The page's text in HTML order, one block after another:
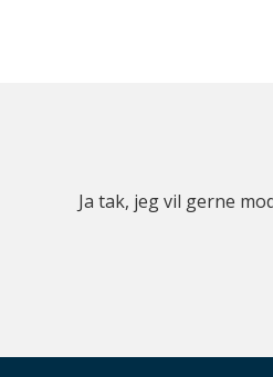
Ja tak, jeg vil gerne